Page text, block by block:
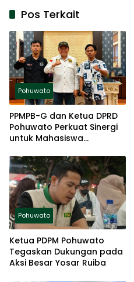
Pos Terkait
Pohuwato
PPMPB-G dan Ketua DPRD
Pohuwato Perkuat Sinergi
untuk Mahasiswa
Pohuwato
Ketua PDPM Pohuwato
Tegaskan Dukungan pada
Aksi Besar Yosar Ruiba